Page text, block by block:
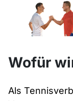
Wofür
Als